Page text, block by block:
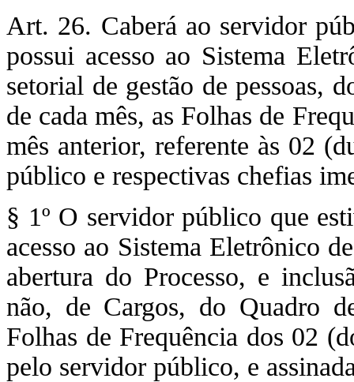
Art. 26. Caberá ao servidor
possui acesso ao Sistema
setorial de gestão de pessoas,
de cada mês, as Folhas de
mês anterior, referente às 02
público e respectivas chefias
§ 1º O servidor público que
acesso ao Sistema Eletrônico
abertura do Processo, e
não, de Cargos, do Quadro
Folhas de Frequência dos 02
pelo servidor público, e